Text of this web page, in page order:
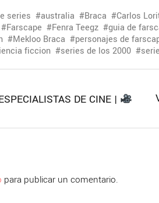
series australia Braca Carlos
Farscape Fenra Teegz guia de
Mekloo Braca personajes de
ficcion series de los 2000
DE CINE |
para publicar un comentario.